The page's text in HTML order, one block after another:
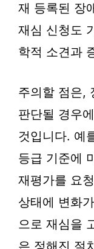
재 등록된 장
재심 신청도
학적 소견과
주의할 점은,
판단될 경우
것입니다. 예
등급 기준에
재평가를 요
상태에 변화
으로 재심을
은 정해진 절